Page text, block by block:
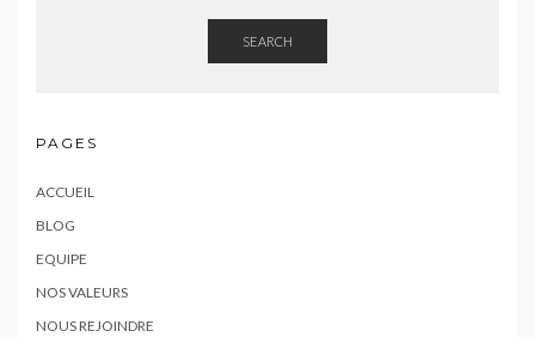
SEARCH
PAGES
ACCUEIL
BLOG
EQUIPE
NOS VALEURS
NOUS REJOINDRE